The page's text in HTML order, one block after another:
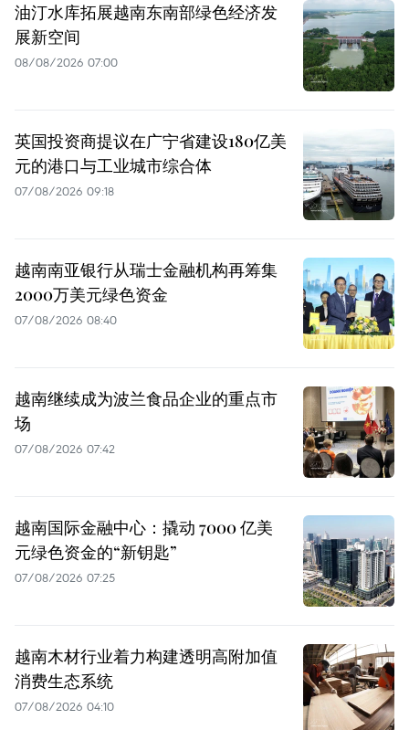
油汀水库拓展越南东南部绿色经济发
展新空间
08/08/2026 07:00
英国投资商提议在广宁省建设180亿美
元的港口与工业城市综合体
07/08/2026 09:18
越南南亚银行从瑞士金融机构再筹集
2000万美元绿色资金
07/08/2026 08:40
越南继续成为波兰食品企业的重点市
场
07/08/2026 07:42
越南国际金融中心：撬动 7000 亿美
元绿色资金的“新钥匙”
07/08/2026 07:25
越南木材行业着力构建透明高附加值
消费生态系统
07/08/2026 04:10